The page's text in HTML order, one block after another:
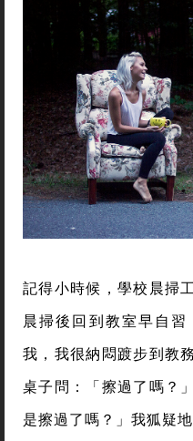
記得小時候，學校晨掃
晨掃後回到教室早自
我，我很納悶踱步到教
桌子問：「擦過了嗎？
是擦過了嗎？」我狐疑